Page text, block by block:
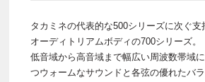
タカミネの代表的な500シリーズに次ぐ
オーディトリアムボディの700シリーズ。
低音域から高音域まで幅広い周波数帯域
つウォームなサウンドと各弦の優れたバラ